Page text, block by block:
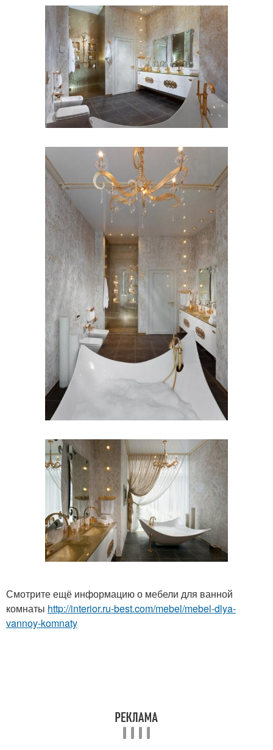
Смотрите ещё информацию о мебели для ванной
комнаты http://interior.ru-best.com/mebel/mebel-dlya-
vannoy-komnaty